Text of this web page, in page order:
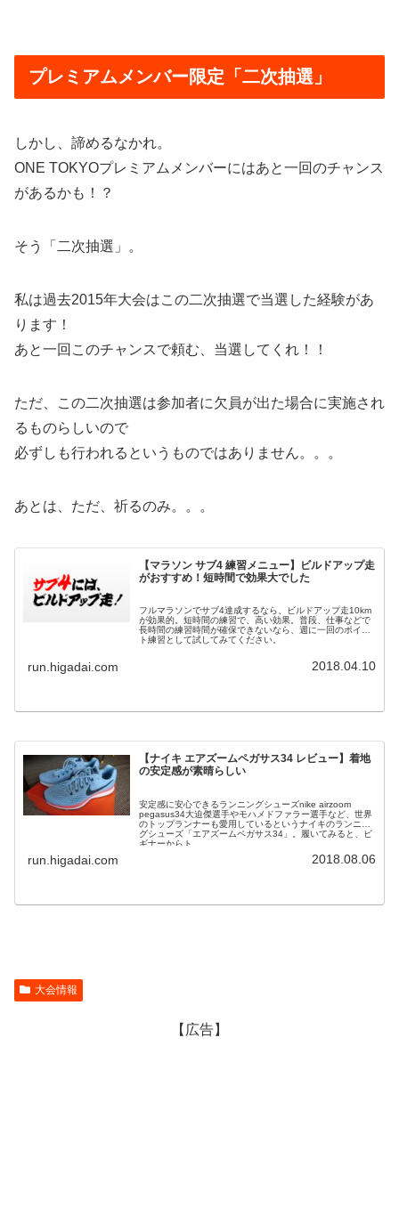
プレミアムメンバー限定「二次抽選」
しかし、諦めるなかれ。
ONE TOKYOプレミアムメンバーにはあと一回のチャンス
があるかも！？
そう「二次抽選」。
私は過去2015年大会はこの二次抽選で当選した経験があ
ります！
あと一回このチャンスで頼む、当選してくれ！！
ただ、この二次抽選は参加者に欠員が出た場合に実施され
るものらしいので
必ずしも行われるというものではありません。。。
あとは、ただ、祈るのみ。。。
【マラソン サブ4 練習メニュー】ビルドアップ走
がおすすめ！短時間で効果大でした
フルマラソンでサブ4達成するなら、ビルドアップ走10km
が効果的。短時間の練習で、高い効果。普段、仕事などで
長時間の練習時間が確保できないなら、週に一回のポイン
ト練習として試してみてください。
run.higadai.com 2018.04.10
【ナイキ エアズームペガサス34 レビュー】着地
の安定感が素晴らしい
安定感に安心できるランニングシューズnike airzoom
pegasus34大迫傑選手やモハメドファラー選手など、世界
のトップランナーも愛用しているというナイキのランニン
グシューズ「エアズームペガサス34」。履いてみると、ビ
ギナーからト...
run.higadai.com 2018.08.06
大会情報
【広告】